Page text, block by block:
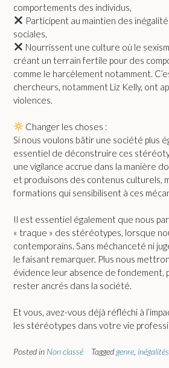
comportements des individus,
Participent au maintien des
sociales,
Nourrissent une culture où le
créant un terrain fertile pour des
comme le harcèlement notamment.
chercheurs, notamment Liz Kelly, ont
violences.
Changer les choses :
Si nous voulons bâtir une société plus
essentiel de déconstruire ces
une vigilance accrue dans la manière
et produisons des contenus culturels,
formations qui sensibilisent à ces
Il est essentiel également que nous
« traque » des stéréotypes, lorsque
contemporains. Sans méchanceté ni
le faisant remarquer. Plus nous
évidence leur absence de fondement,
rester ancrés dans la société.
Et vous, avez-vous déjà réfléchi à
les stéréotypes dans votre vie
Posted in Non classé Taggedgenre inégalités